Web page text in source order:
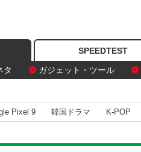
タ ガジェット・ツール
SPEEDTEST
Pixel 9 韓国ドラマ K-POP